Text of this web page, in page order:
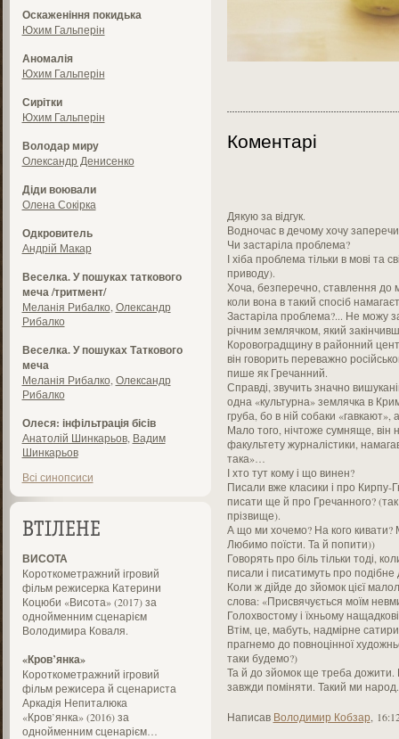
Оскаженіння покидька
Юхим Гальперін
Аномалія
Юхим Гальперін
Сирітки
Юхим Гальперін
Володар миру
Олександр Денисенко
Діди воювали
Олена Сокірка
Одкровитель
Андрій Макар
Веселка. У пошуках таткового
меча /тритмент/
Меланія Рибалко Олександр
Рибалко
Веселка. У пошуках Таткового
меча
Меланія Рибалко Олександр
Рибалко
Олеся: інфільтрація бісів
Анатолій Шинкарьов, Вадим
Шинкарьов
Всі синопсиси
ВТІЛЕНЕ
ВИСОТА
Короткометражний ігровий
фільм режисерка Катерини
Коцюби «Висота» (2017) за
однойменним сценарієм
Володимира Коваля.
«Кров’янка»
Короткометражний ігровий
фільм режисера й сценариста
Аркадія Непиталюка
«Кров’янка» (2016) за
однойменним сценарієм…
Коментарі
Дякую за відгук.
Водночас в дечому хочу
Чи застаріла проблема?
І хіба проблема тільки в мові та
приводу).
Хоча, безперечно, ставлення до
коли вона в такий спосіб
Застаріла проблема?... Не можу
річним землячком, який
Коровоградщину в районний
він говорить переважно
пише як Гречанний.
Справді, звучить значно
одна «культурна» землячка в
груба, бо в ній собаки «гавкают»,
Мало того, нічтоже сумняще, він
факультету журналістики,
така»…
І хто тут кому і що винен?
Писали вже класики і про Кирпу-
писати ще й про Гречанного?
прізвище).
А що ми хочемо? На кого кивати?
Любимо поїсти. Та й попити))
Говорять про біль тільки тоді,
писали і писатимуть про
Коли ж дійде до зйомок цієї
слова: «Присвячується моїм
Голохвостому і їхньому
Втім, це, мабуть, надмірне
прагнемо до повноцінної
таки будемо?)
Та й до зйомок ще треба дожити.
завжди поміняти. Такий ми
Написав Володимир Кобзар